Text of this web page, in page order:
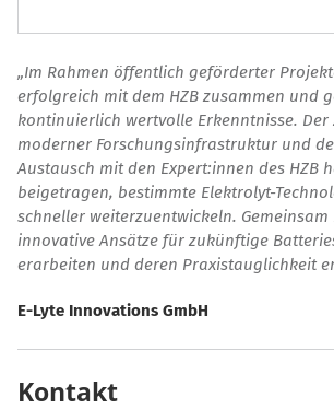
Im Rahmen öffentlich geförderter
erfolgreich mit dem HZB zusammen und
kontinuierlich wertvolle Erkenntnisse. Der
moderner Forschungsinfrastruktur und
Austausch mit den Expert:innen des HZB
beigetragen, bestimmte Elektrolyt-
schneller weiterzuentwickeln.
innovative Ansätze für zukünftige
erarbeiten und deren Praxistauglichkeit
E-Lyte Innovations GmbH
Kontakt